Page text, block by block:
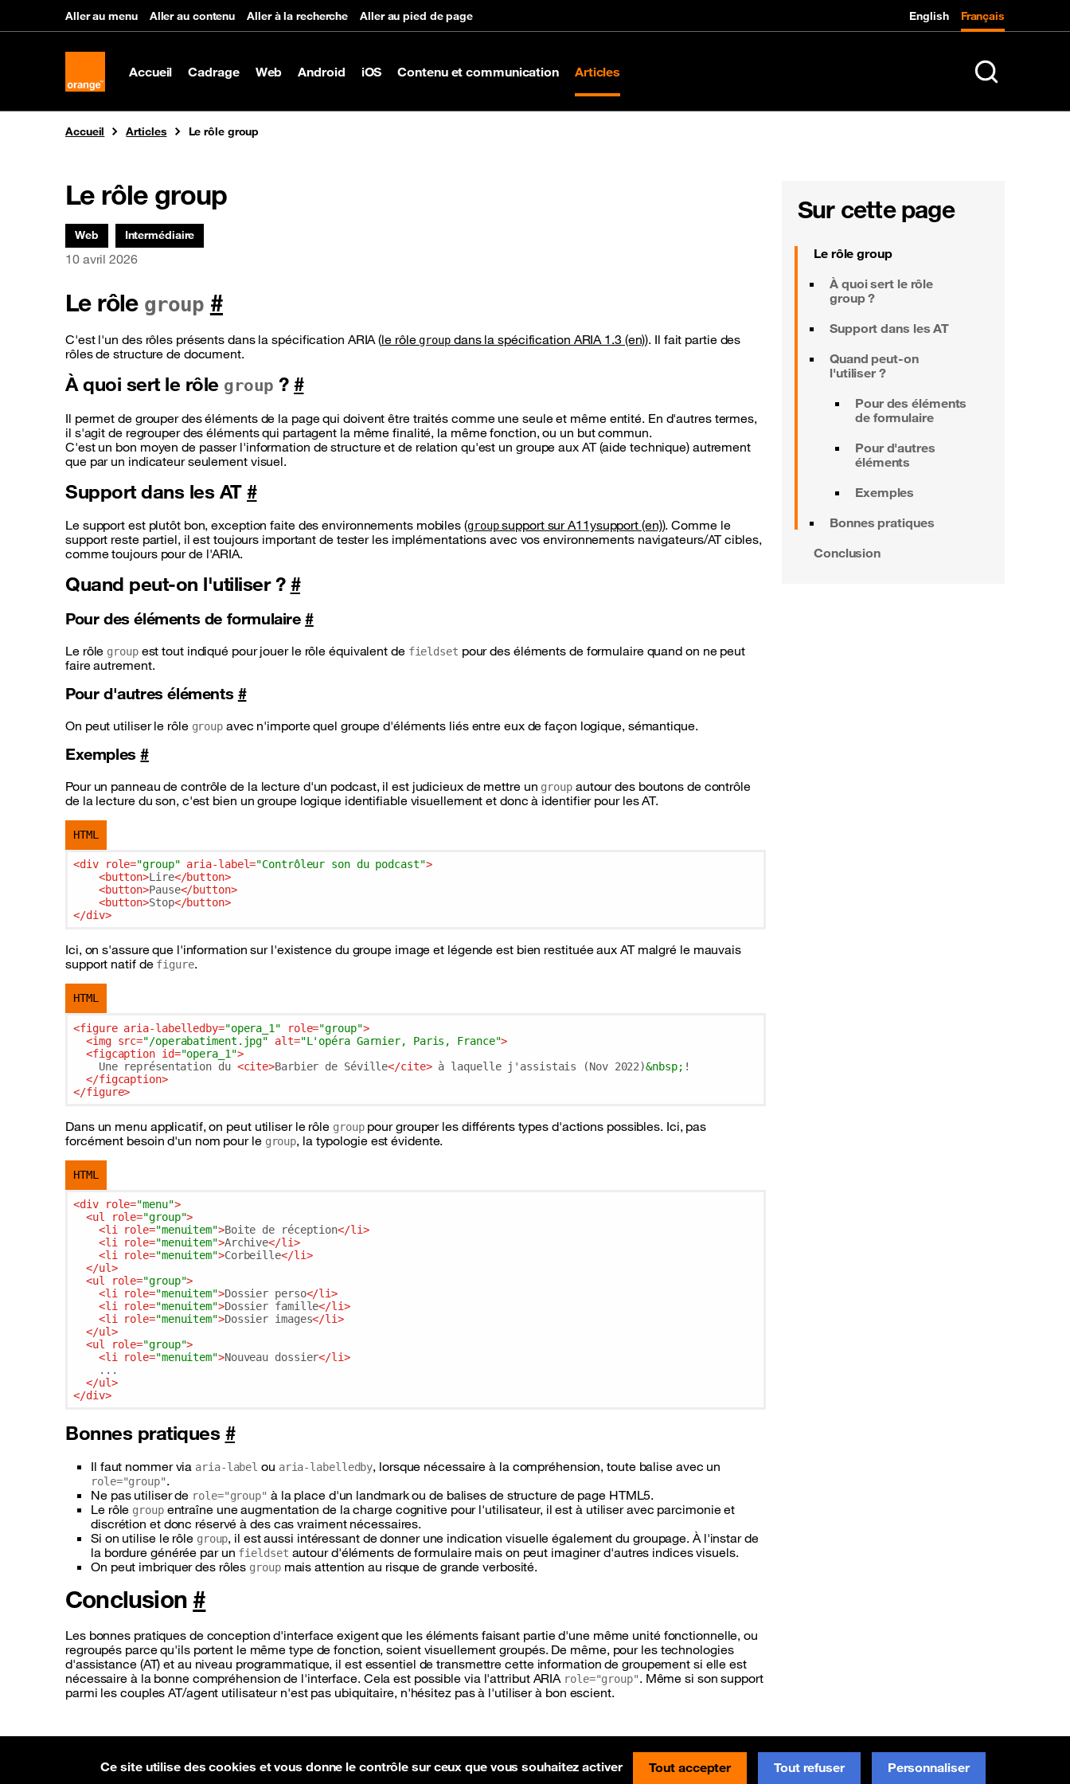
Ce site utilise des cookies et vous donne le contrôle sur ceux que vous souhaitez activer Tout accepter Tout refuser Personnaliser
Aller au menu Aller au contenu Aller à la recherche Aller au pied de page English Français
Accueil Cadrage Web Android iOS Contenu et communication Articles Rechercher sur
Vous êtes ici
Accueil Articles Le rôle group
Le rôle group
Thématiques associées :
Web Intermédiaire
Date de parution
10 avril 2026
Le rôle group #
C'est l'un des rôles présents dans la spécification ARIA (le rôlegroupdans la spécification ARIA 1.3 (en)). Il fait partie des
rôles de structure de document.
À quoi sert le rôle group ? #
Il permet de grouper des éléments de la page qui doivent être traités comme une seule et même entité. En d'autres termes,
il s'agit de regrouper des éléments qui partagent la même finalité, la même fonction, ou un but commun.
C'est un bon moyen de passer l'information de structure et de relation qu'est un groupe aux AT (aide technique) autrement
que par un indicateur seulement visuel.
Support dans les AT #
Le support est plutôt bon, exception faite des environnements mobiles (groupsupport sur A11ysupport (en)). Comme le
support reste partiel, il est toujours important de tester les implémentations avec vos environnements navigateurs/AT cibles,
comme toujours pour de l'ARIA.
Quand peut-on l'utiliser ? #
Pour des éléments de formulaire#
Le rôle groupest tout indiqué pour jouer le rôle équivalent de fieldset pour des éléments de formulaire quand on ne peut
faire autrement.
Pour d'autres éléments #
On peut utiliser le rôle group avec n'importe quel groupe d'éléments liés entre eux de façon logique, sémantique.
Exemples#
Pour un panneau de contrôle de la lecture d'un podcast, il est judicieux de mettre un groupautour des boutons de contrôle
de la lecture du son, c'est bien un groupe logique identifiable visuellement et donc à identifier pour les AT.
HTML
<div role="group" aria-label="Contrôleur son du podcast">
<button>Lire</button>
<button>Pause</button>
<button>Stop</button>
</div>
Ici, on s'assure que l'information sur l'existence du groupe image et légende est bien restituée aux AT malgré le mauvais
support natif de figure.
HTML
<figure aria-labelledby="opera_1" role="group">
<img src="/operabatiment.jpg" alt="L'opéra Garnier, Paris, France">
<figcaption id="opera_1">
    Une représentation du
<cite>Barbier de Séville</cite> à laquelle j'assistais (Nov 2022)&nbsp; !
</figcaption>
</figure>
Dans un menu applicatif, on peut utiliser le rôle grouppour grouper les différents types d'actions possibles. Ici, pas
forcément besoin d'un nom pour le group, la typologie est évidente.
HTML
<div role="menu">
<ul role="group">
<li role="menuitem">Boite de réception</li>
<li role="menuitem">Archive</li>
<li role="menuitem">Corbeille</li>
</ul>
<ul role="group">
<li role="menuitem">Dossier perso</li>
<li role="menuitem">Dossier famille</li>
<li role="menuitem">Dossier images</li>
</ul>
<ul role="group">
<li role="menuitem">Nouveau dossier</li>
    ...
</ul>
</div>
Bonnes pratiques #
Il faut nommer via aria-label ou aria-labelledby, lorsque nécessaire à la compréhension, toute balise avec un
role="group".
Ne pas utiliser de role="group" à la place d'un landmark ou de balises de structure de page HTML5.
Le rôle groupentraîne une augmentation de la charge cognitive pour l'utilisateur, il est à utiliser avec parcimonie et
discrétion et donc réservé à des cas vraiment nécessaires.
Si on utilise le rôle group, il est aussi intéressant de donner une indication visuelle également du groupage. À l'instar de
la bordure générée par un fieldset autour d'éléments de formulaire mais on peut imaginer d'autres indices visuels.
On peut imbriquer des rôles groupmais attention au risque de grande verbosité.
Conclusion #
Les bonnes pratiques de conception d'interface exigent que les éléments faisant partie d'une même unité fonctionnelle, ou
regroupés parce qu'ils portent le même type de fonction, soient visuellement groupés. De même, pour les technologies
d'assistance (AT) et au niveau programmatique, il est essentiel de transmettre cette information de groupement si elle est
nécessaire à la bonne compréhension de l'interface. Cela est possible via l'attribut ARIA role="group". Même si son support
parmi les couples AT/agent utilisateur n'est pas ubiquitaire, n'hésitez pas à l'utiliser à bon escient.
Sur cette page
Le rôle group
À quoi sert le rôle
group ?
Support dans les AT
Quand peut-on
l'utiliser ?
Pour des éléments
de formulaire
Pour d'autres
éléments
Exemples
Bonnes pratiques
Conclusion
Contact À propos Flux rss Accessibilité : partiellement conforme Pré-version sur Netlify Signaler une erreur sur GitHub
(nouvelle fenêtre)